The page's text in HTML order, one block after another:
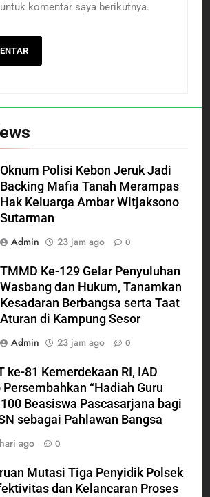
komentar saya berikutnya.
Oknum Polisi Kebon Jeruk Jadi
Backing Mafia Tanah Merampas
Hak Keluarga Ambar Witjaksono
Sutarman
Admin
23 jam ago 0
TMMD Ke-129 Gelar Penyuluhan
Wasbang dan Hukum, Tanamkan
Kesadaran Berbangsa serta Taat
Aturan di Kampung Sesor
Admin
23 jam ago 0
ke-81 Kemerdekaan RI, IAD
“Hadiah Guru
Beasiswa Pascasarjana bagi
sebagai Pahlawan Bangsa
ago 0
Mutasi Tiga Penyidik Polsek
dan Kelancaran Proses